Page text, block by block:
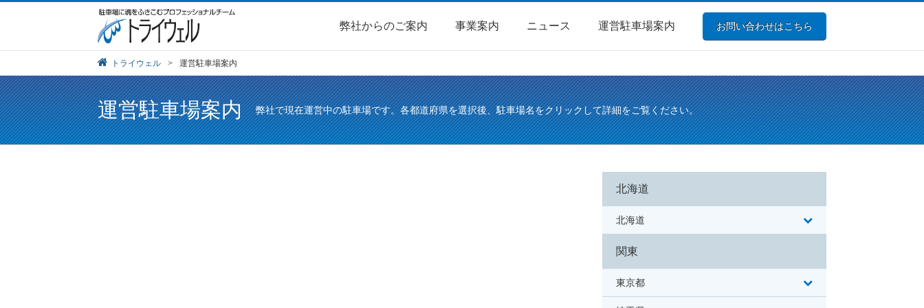
お問い合わせはこちら
弊社からのご案内 事業案内 ニュース 運営駐車場案内
トライウェル > 運営駐車場案内
運営駐車場案内 弊社で現在運営中の駐車場です。各都道府県を選択後、駐車場名をクリックして詳細をご覧ください。
北海道
北海道
関東
東京都